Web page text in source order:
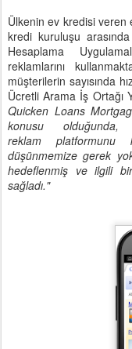
Ülkenin ev kredisi
kredi kuruluşu
Hesaplama
reklamlarını
müşterilerin sayısında
Ücretli Arama İş Ortağı
Quicken Loans
konusu
reklam
düşünmemize gerek
hedeflenmiş ve ilgili bir
sağladı."